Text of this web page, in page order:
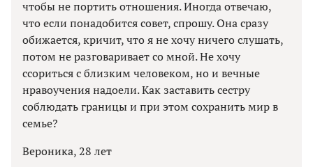
чтобы не портить отношения. Иногда отвечаю,
что если понадобится совет, спрошу. Она сразу
обижается, кричит, что я не хочу ничего слушать,
потом не разговаривает со мной. Не хочу
ссориться с близким человеком, но и вечные
нравоучения надоели. Как заставить сестру
соблюдать границы и при этом сохранить мир в
семье?
Вероника, 28 лет